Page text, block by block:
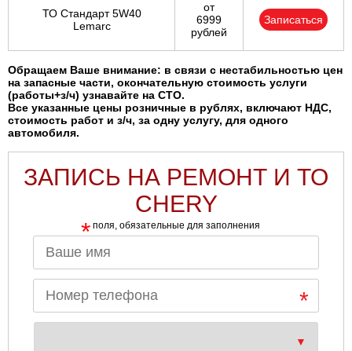
ТО Стандарт 5W40
Lemarc
от
6999
рублей
Записаться
Обращаем Ваше внимание: в связи с нестабильностью цен
на запасные части, окончательную стоимость услуги
(работы+з/ч) узнавайте на СТО.
Все указанные цены розничные в рублях, включают НДС,
стоимость работ и з/ч, за одну услугу, для одного
автомобиля.
ЗАПИСЬ НА РЕМОНТ И ТО
CHERY
* поля, обязательные для заполнения